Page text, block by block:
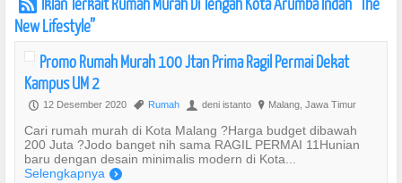
r
New Lifestyle”
Promo Rumah Murah 100 Jtan Prima Ragil Permai Dekat
Kampus UM 2
P 12 Desember 2020 , Rumah U deni istanto ? Malang, Jawa Timur
Cari rumah murah di Kota Malang ?Harga budget dibawah
200 Juta ?Jodo banget nih sama RAGIL PERMAI 11Hunian
baru dengan desain minimalis modern di Kota...
Selengkapnya )